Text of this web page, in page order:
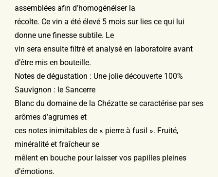
assemblées afin d’homogénéiser la
récolte. Ce vin a été élevé 5 mois sur lies ce qui lui
donne une finesse subtile. Le
vin sera ensuite filtré et analysé en laboratoire avant
d’être mis en bouteille.
Notes de dégustation : Une jolie découverte 100%
Sauvignon : le Sancerre
Blanc du domaine de la Chézatte se caractérise par ses
arômes d’agrumes et
ces notes inimitables de « pierre à fusil ». Fruité,
minéralité et fraîcheur se
mêlent en bouche pour laisser vos papilles pleines
d’émotions.